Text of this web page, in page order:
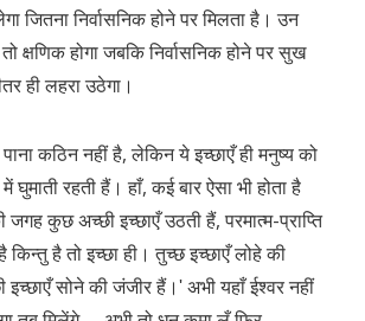
जितना निर्वासनिक होने पर मिलता है। उन
क्षणिक होगा जबकि निर्वासनिक होने पर सुख
ही लहरा उठेगा।
कठिन नहीं है, लेकिन ये इच्छाएँ ही मनुष्य को
रहती हैं। हाँ, कई बार ऐसा भी होता है
कुछ अच्छी इच्छाएँ उठती हैं, परमात्म-प्राप्ति
किन्तु है तो इच्छा ही। तुच्छ इच्छाएँ लोहे की
सोने की जंजीर हैं।ʹ अभी यहाँ ईश्वर नहीं